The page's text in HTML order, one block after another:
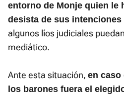
entorno de Monje quien le
desista de sus intenciones
algunos líos judiciales
mediático.
Ante esta situación, en caso
los barones fuera el